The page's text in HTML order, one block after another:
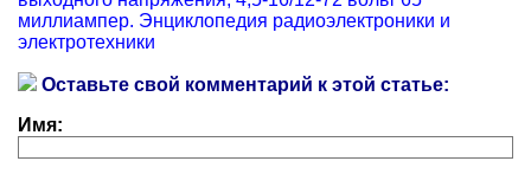
миллиампер. Энциклопедия радиоэлектроники и
электротехники
Оставьте свой комментарий к этой статье:
Имя: